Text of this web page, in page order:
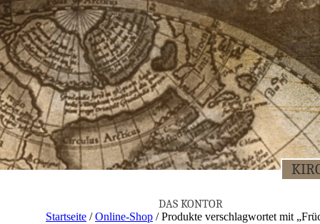
DAS KON­TOR
Startseite /Online-Shop / Produkte verschlagwortet mit